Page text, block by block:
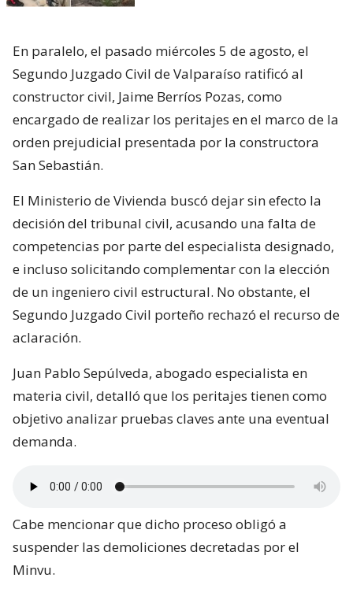
En paralelo, el pasado miércoles 5 de agosto, el
Segundo Juzgado Civil de Valparaíso ratificó al
constructor civil, Jaime Berríos Pozas, como
encargado de realizar los peritajes en el marco de la
orden prejudicial presentada por la constructora
San Sebastián.
El Ministerio de Vivienda buscó dejar sin efecto la
decisión del tribunal civil, acusando una falta de
competencias por parte del especialista designado,
e incluso solicitando complementar con la elección
de un ingeniero civil estructural. No obstante, el
Segundo Juzgado Civil porteño rechazó el recurso de
aclaración.
Juan Pablo Sepúlveda, abogado especialista en
materia civil, detalló que los peritajes tienen como
objetivo analizar pruebas claves ante una eventual
demanda.
Cabe mencionar que dicho proceso obligó a
suspender las demoliciones decretadas por el
Minvu.